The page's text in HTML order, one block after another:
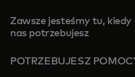
Zawsze jesteśmy tu, kiedy
nas potrzebujesz
POTRZEBUJESZ